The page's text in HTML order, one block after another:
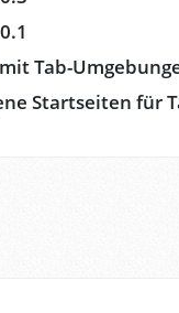
Tab-
Startseiten für